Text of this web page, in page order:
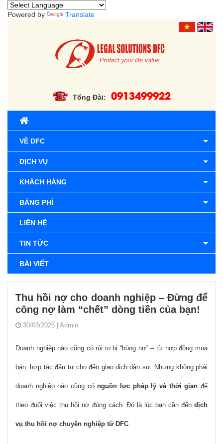
Powered by Translate
Tổng Đài: 0913499922
VỀ DFC
DỊCH VỤ
KHÁCH HÀNG
BẢNG PHÍ
LIÊN HỆ
TIN TỨC
BÀI VIẾT
Thu hồi nợ cho doanh nghiệp – Đừng để
công nợ làm “chết” dòng tiền của bạn!
30/03/2025 Admin
Doanh nghiệp nào cũng có rủi ro bị “bùng nợ” – từ hợp đồng mua
bán, hợp tác đầu tư cho đến giao dịch dân sự. Nhưng không phải
doanh nghiệp nào cũng cónguồn lực pháp lý và thời gian để
theo đuổi việc thu hồi nợ đúng cách. Đó là lúc bạn cần đến dịch
vụ thu hồi nợ chuyên nghiệp từ DFC.